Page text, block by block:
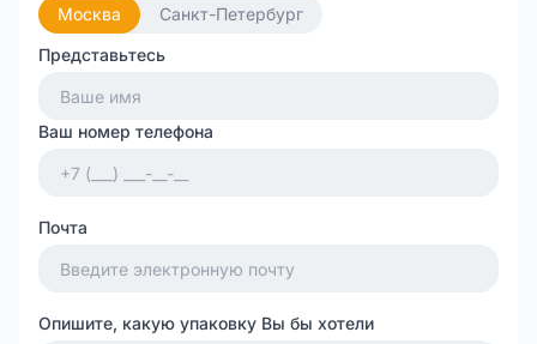
Москва
Санкт-Петербург
Представьтесь
Ваш номер телефона
Почта
Опишите, какую упаковку Вы бы хотели